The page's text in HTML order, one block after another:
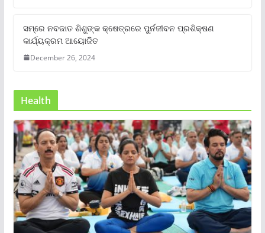
ସମ୍‌ରେ ନବଜାତ ଶିଶୁଙ୍କ କ୍ଷେତ୍ରରେ ପୁର୍ନଜୀବନ ପ୍ରଶିକ୍ଷଣ
କାର୍ଯ୍ୟକ୍ରମ ଆୟୋଜିତ
December 26, 2024
Health